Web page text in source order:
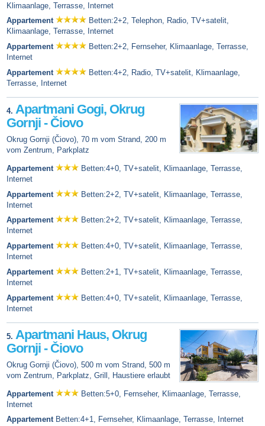
Klimaanlage, Terrasse, Internet
Appartement
Betten:2+2, Telephon, Radio, TV+satelit,
Klimaanlage, Terrasse, Internet
Appartement
Betten:2+2, Fernseher, Klimaanlage, Terrasse,
Internet
Appartement
Betten:4+2, Radio, TV+satelit, Klimaanlage,
Terrasse, Internet
4. Apartmani Gogi, Okrug
Gornji - Čiovo
Okrug Gornji (Čiovo), 70 m vom Strand, 200 m
vom Zentrum, Parkplatz
Appartement
Betten:4+0, TV+satelit, Klimaanlage, Terrasse,
Internet
Appartement
Betten:2+2, TV+satelit, Klimaanlage, Terrasse,
Internet
Appartement
Betten:2+2, TV+satelit, Klimaanlage, Terrasse,
Internet
Appartement
Betten:4+0, TV+satelit, Klimaanlage, Terrasse,
Internet
Appartement
Betten:2+1, TV+satelit, Klimaanlage, Terrasse,
Internet
Appartement
Betten:4+0, TV+satelit, Klimaanlage, Terrasse,
Internet
5. Apartmani Haus, Okrug
Gornji - Čiovo
Okrug Gornji (Čiovo), 500 m vom Strand, 500 m
vom Zentrum, Parkplatz, Grill, Haustiere erlaubt
Appartement
Betten:5+0, Fernseher, Klimaanlage, Terrasse,
Internet
AppartementBetten:4+1, Fernseher, Klimaanlage, Terrasse, Internet